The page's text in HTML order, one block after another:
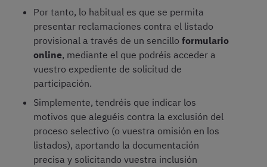
Por tanto, lo habitual es que se permita
presentar reclamaciones contra el listado
provisional a través de un sencillo formulario
online, mediante el que podréis acceder a
vuestro expediente de solicitud de
participación.
Simplemente, tendréis que indicar los
motivos que aleguéis contra la exclusión del
proceso selectivo (o vuestra omisión en los
listados), aportando la documentación
precisa y solicitando vuestra inclusión